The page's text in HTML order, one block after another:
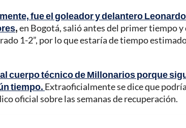
fue el goleador y delantero Leonardo
,en Bogotá, salió antes del primer tiempo y
1-2”, por lo que estaría de tiempo
cuerpo técnico de Millonarios porque
tiempo. Extraoficialmente se dice que podría
oficial sobre las semanas de recuperación.